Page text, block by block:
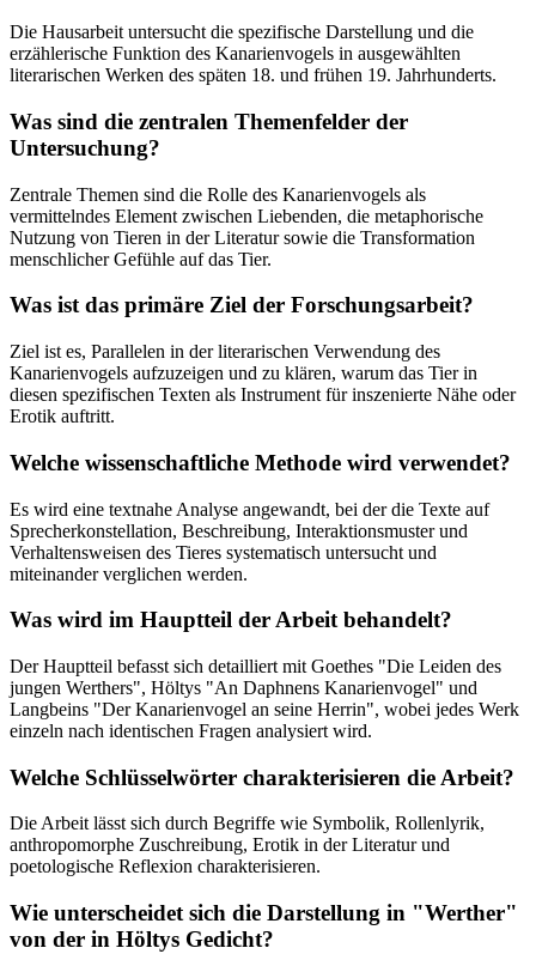
Die Hausarbeit untersucht die spezifische Darstellung und die
erzählerische Funktion des Kanarienvogels in ausgewählten
literarischen Werken des späten 18. und frühen 19. Jahrhunderts.
Was sind die zentralen Themenfelder der
Untersuchung?
Zentrale Themen sind die Rolle des Kanarienvogels als
vermittelndes Element zwischen Liebenden, die metaphorische
Nutzung von Tieren in der Literatur sowie die Transformation
menschlicher Gefühle auf das Tier.
Was ist das primäre Ziel der Forschungsarbeit?
Ziel ist es, Parallelen in der literarischen Verwendung des
Kanarienvogels aufzuzeigen und zu klären, warum das Tier in
diesen spezifischen Texten als Instrument für inszenierte Nähe oder
Erotik auftritt.
Welche wissenschaftliche Methode wird verwendet?
Es wird eine textnahe Analyse angewandt, bei der die Texte auf
Sprecherkonstellation, Beschreibung, Interaktionsmuster und
Verhaltensweisen des Tieres systematisch untersucht und
miteinander verglichen werden.
Was wird im Hauptteil der Arbeit behandelt?
Der Hauptteil befasst sich detailliert mit Goethes "Die Leiden des
jungen Werthers", Höltys "An Daphnens Kanarienvogel" und
Langbeins "Der Kanarienvogel an seine Herrin", wobei jedes Werk
einzeln nach identischen Fragen analysiert wird.
Welche Schlüsselwörter charakterisieren die Arbeit?
Die Arbeit lässt sich durch Begriffe wie Symbolik, Rollenlyrik,
anthropomorphe Zuschreibung, Erotik in der Literatur und
poetologische Reflexion charakterisieren.
Wie unterscheidet sich die Darstellung in "Werther"
von der in Höltys Gedicht?